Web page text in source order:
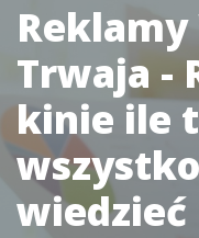
Trwaja -
kinie ile
wiedzieć